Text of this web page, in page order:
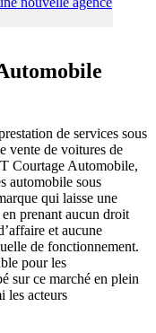
de services sous
vente de voitures de
Courtage Automobile,
automobile sous
qui laisse une
prenant aucun droit
et aucune
de fonctionnement.
pour les
sur ce marché en plein
les acteurs